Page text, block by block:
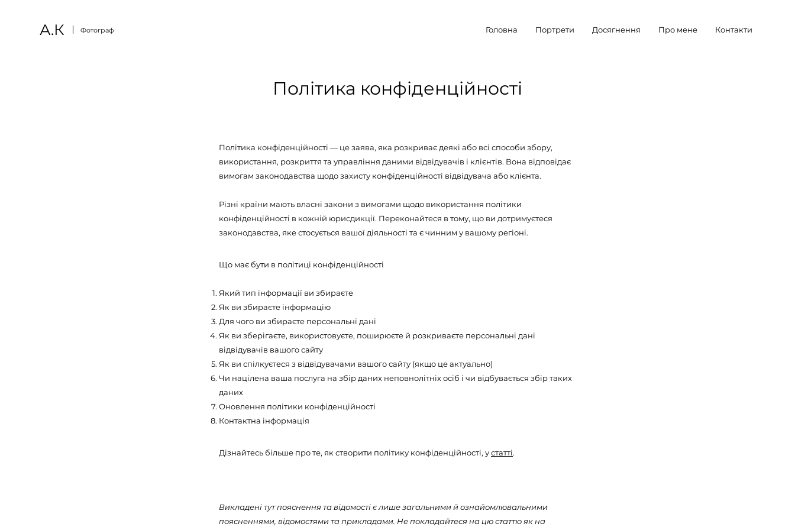
А.К Фотограф Головна Портрети Досягнення Про мене Контакти
Політика конфіденційності
Політика конфіденційності — це заява, яка розкриває деякі або всі способи збору,
використання, розкриття та управління даними відвідувачів і клієнтів. Вона відповідає
вимогам законодавства щодо захисту конфіденційності відвідувача або клієнта.
Різні країни мають власні закони з вимогами щодо використання політики
конфіденційності в кожній юрисдикції. Переконайтеся в тому, що ви дотримуєтеся
законодавства, яке стосується вашої діяльності та є чинним у вашому регіоні.
Що має бути в політиці конфіденційності
Який тип інформації ви збираєте
Як ви збираєте інформацію
Для чого ви збираєте персональні дані
Як ви зберігаєте, використовуєте, поширюєте й розкриваєте персональні дані
відвідувачів вашого сайту
Як ви спілкуєтеся з відвідувачами вашого сайту (якщо це актуально)
Чи націлена ваша послуга на збір даних неповнолітніх осіб і чи відбувається збір таких
даних
Оновлення політики конфіденційності
Контактна інформація
Дізнайтесь більше про те, як створити політику конфіденційності, устатті.
Викладені тут пояснення та відомості є лише загальними й ознайомлювальними
поясненнями, відомостями та прикладами. Не покладайтеся на цю статтю як на